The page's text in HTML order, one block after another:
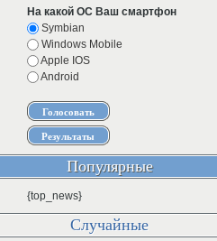
На какой ОС Ваш смартфон
Symbian
Windows Mobile
Apple IOS
Android
Популярные
{top_news}
Случайные